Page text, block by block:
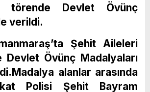
törende Devlet Övünç
verildi.
Şehit Aileleri
Devlet Övünç Madalyaları
alanlar arasında
Polisi Şehit Bayram